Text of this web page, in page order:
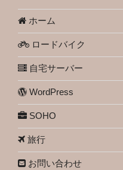
ホーム
ロードバイク
自宅サーバー
WordPress
SOHO
旅行
お問い合わせ